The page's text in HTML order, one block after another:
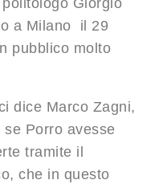
Giorgio
a Milano il 29
pubblico molto
dice Marco Zagni,
se Porro avesse
tramite il
che in questo